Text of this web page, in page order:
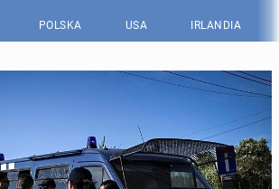
POLSKA USA IRLANDIA